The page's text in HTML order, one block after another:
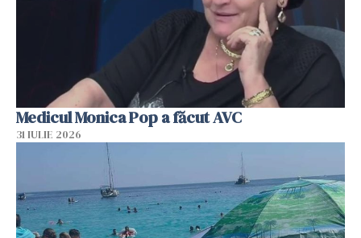
Medicul Monica Pop a făcut AVC
31 IULIE 2026